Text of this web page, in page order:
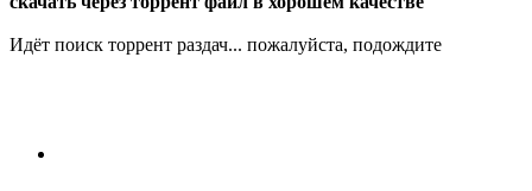
Идёт поиск торрент раздач... пожалуйста, подождите